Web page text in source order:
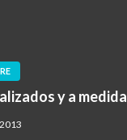
y a medida